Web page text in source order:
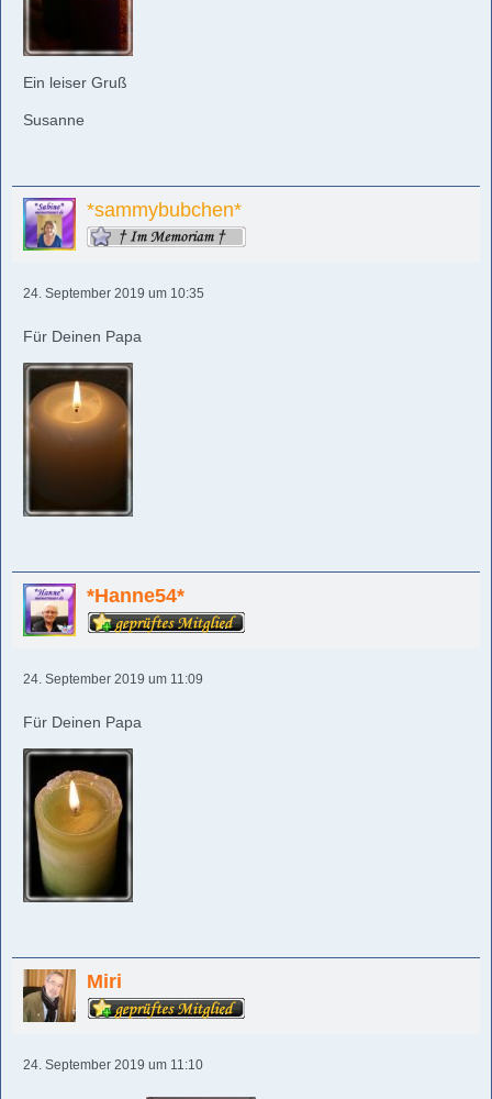
Ein leiser Gruß
Susanne
*sammybubchen*
24. September 2019 um 10:35
Für Deinen Papa
*Hanne54*
24. September 2019 um 11:09
Für Deinen Papa
Miri
24. September 2019 um 11:10